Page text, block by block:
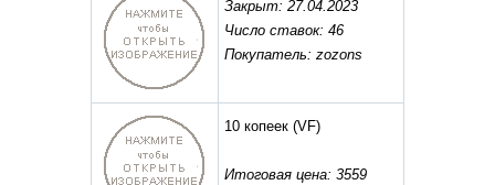
Закрыт: 27.04.2023
Число ставок: 46
Покупатель: zozons
10 копеек (VF)
Итоговая цена: 3559